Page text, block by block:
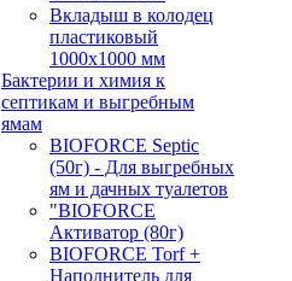
Вкладыш в колодец
пластиковый
1000х1000 мм
Бактерии и химия к
септикам и выгребным
ямам
BIOFORCE Septic
(50г) - Для выгребных
ям и дачных туалетов
"BIOFORCE
Активатор (80г)
BIOFORCE Torf +
Наполнитель для